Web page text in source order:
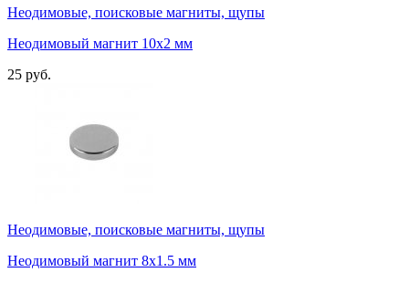
Неодимовые, поисковые магниты, щупы
Неодимовый магнит 10х2 мм
25 руб.
Неодимовые, поисковые магниты, щупы
Неодимовый магнит 8х1.5 мм